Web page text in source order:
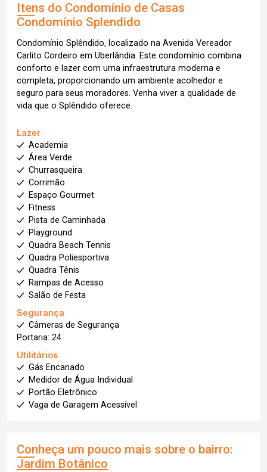
Itens do Condomínio de Casas
Condomínio Splendido
Condomínio Splêndido, localizado na Avenida Vereador
Carlito Cordeiro em Uberlândia. Este condomínio combina
conforto e lazer com uma infraestrutura moderna e
completa, proporcionando um ambiente acolhedor e
seguro para seus moradores. Venha viver a qualidade de
vida que o Splêndido oferece.
Lazer
Academia
Área Verde
Churrasqueira
Corrimão
Espaço Gourmet
Fitness
Pista de Caminhada
Playground
Quadra Beach Tennis
Quadra Poliesportiva
Quadra Tênis
Rampas de Acesso
Salão de Festa
Segurança
Câmeras de Segurança
Portaria: 24
Utilitários
Gás Encanado
Medidor de Água Individual
Portão Eletrônico
Vaga de Garagem Acessível
Conheça um pouco mais sobre o bairro:
Jardim Botânico